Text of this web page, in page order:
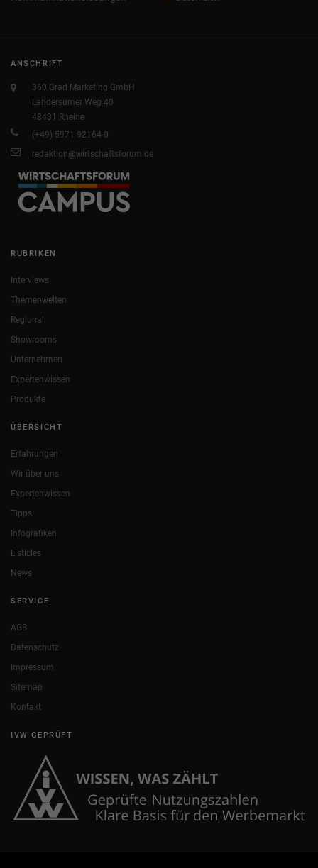
ANSCHRIFT
360 Grad Marketing GmbH
Landersumer Weg 40
48431 Rheine
(+49) 5971 92164-0
redaktion@wirtschaftsforum.de
RUBRIKEN
Interviews
Themenwelten
Regional
Showrooms
Unternehmen
Expertenwissen
Produkte
ÜBERSICHT
Erfahrungen
Wir über uns
Expertenwissen
Tipps
Infografiken
Listicles
News
SERVICE
AGB
Datenschutz
Impressum
Sitemap
Kontakt
IVW GEPRÜFT